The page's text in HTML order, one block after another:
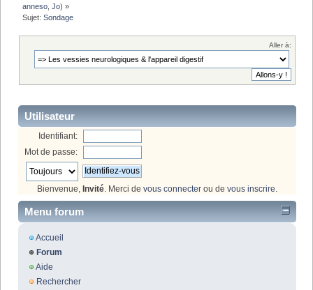
anneso ,Jo) »
Sujet:Sondage
Aller à:
Utilisateur
Identifiant:
Mot de passe:
Bienvenue, Invité. Merci de vous connecter ou de vous inscrire.
Menu forum
Accueil
Forum
Aide
Rechercher